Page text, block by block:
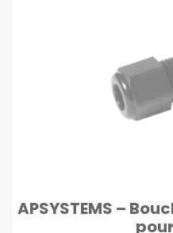
APSYSTEMS –